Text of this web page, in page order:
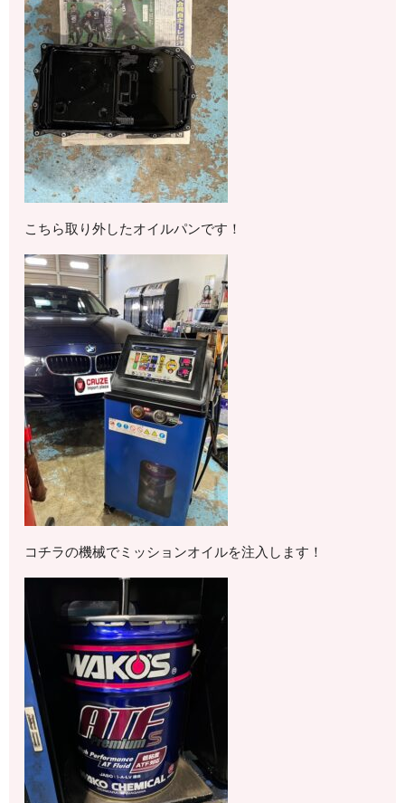
こちら取り外したオイルパンです！
コチラの機械でミッションオイルを注入します！